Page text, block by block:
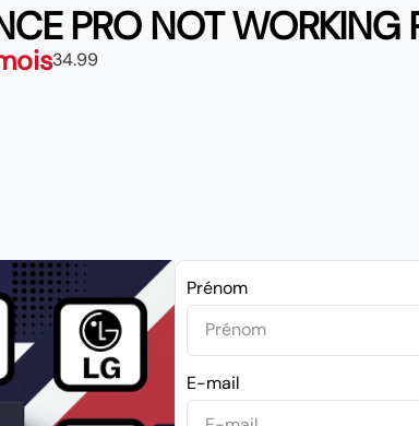
PRO NOT WORKING
34.99
Prénom
E-mail